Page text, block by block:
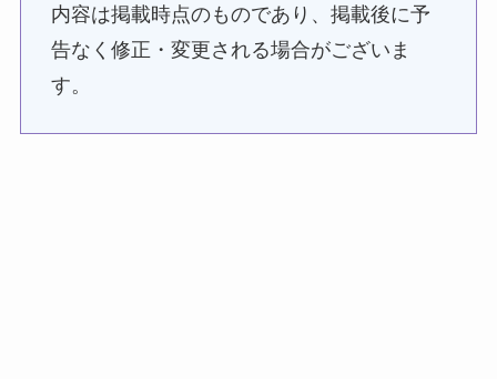
内容は掲載時点のものであり、掲載後に予
告なく修正・変更される場合がございま
す。